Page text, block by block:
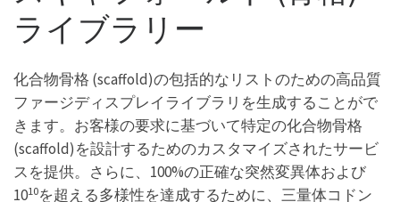
ライブラリー
化合物骨格 (scaffold)の包括的なリストのための高品質
ファージディスプレイライブラリを生成することがで
きます。お客様の要求に基づいて特定の化合物骨格
(scaffold)を設計するためのカスタマイズされたサービ
スを提供。さらに、100%の正確な突然変異体および
1010を超える多様性を達成するために、三量体コドン